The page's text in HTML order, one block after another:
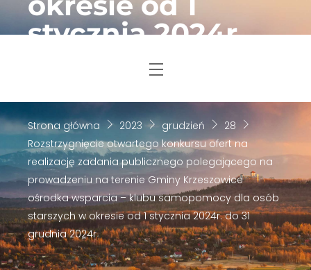
Menu
stycznia 2024r.
do 31 grudnia
Strona główna 2023 grudzień
28
Rozstrzygnięcie otwartego konkursu ofert na
realizację zadania publicznego polegającego na
prowadzeniu na terenie Gminy Krzeszowice
ośrodka wsparcia – klubu samopomocy dla osób
starszych w okresie od 1 stycznia 2024r. do 31
grudnia 2024r